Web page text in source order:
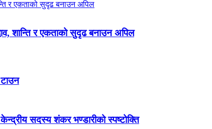
शान्ति र एकताको सुदृढ बनाउन अपिल
सदस्य शंकर भण्डारीको स्पष्टोक्ति